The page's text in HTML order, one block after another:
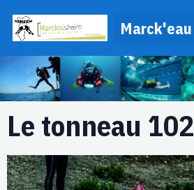
Marck'eau
Le tonneau 102